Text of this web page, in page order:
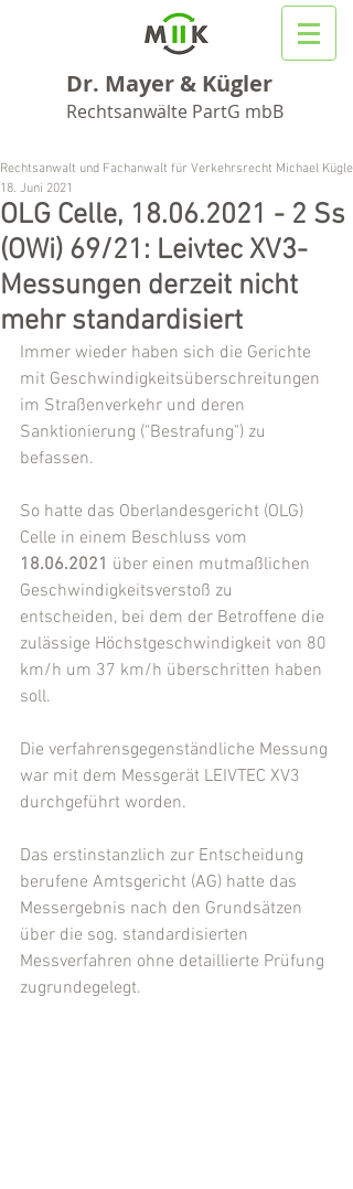
Dr. Mayer & Kügler
Rechtsanwälte PartG mbB
OLG Celle, 18.06.2021 - 2 Ss
(OWi) 69/21: Leivtec XV3-
Messungen derzeit nicht
mehr standardisiert
Rechtsanwalt und Fachanwalt für Verkehrsrecht Michael Kügler
18. Juni 2021
Immer wieder haben sich die Gerichte
mit Geschwindigkeitsüberschreitungen
im Straßenverkehr und deren
Sanktionierung ("Bestrafung") zu
befassen.
So hatte das Oberlandesgericht (OLG)
Celle in einem Beschluss vom
18.06.2021 über einen mutmaßlichen
Geschwindigkeitsverstoß zu
entscheiden, bei dem der Betroffene die
zulässige Höchstgeschwindigkeit von 80
km/h um 37 km/h überschritten haben
soll.
Die verfahrensgegenständliche Messung
war mit dem Messgerät LEIVTEC XV3
durchgeführt worden.
Das erstinstanzlich zur Entscheidung
berufene Amtsgericht (AG) hatte das
Messergebnis nach den Grundsätzen
über die sog. standardisierten
Messverfahren ohne detaillierte Prüfung
zugrundegelegt.